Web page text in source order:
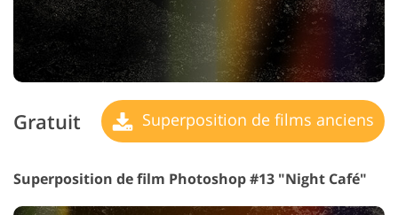
Gratuit Superposition de films anciens
Superposition de film Photoshop #13 "Night Café"